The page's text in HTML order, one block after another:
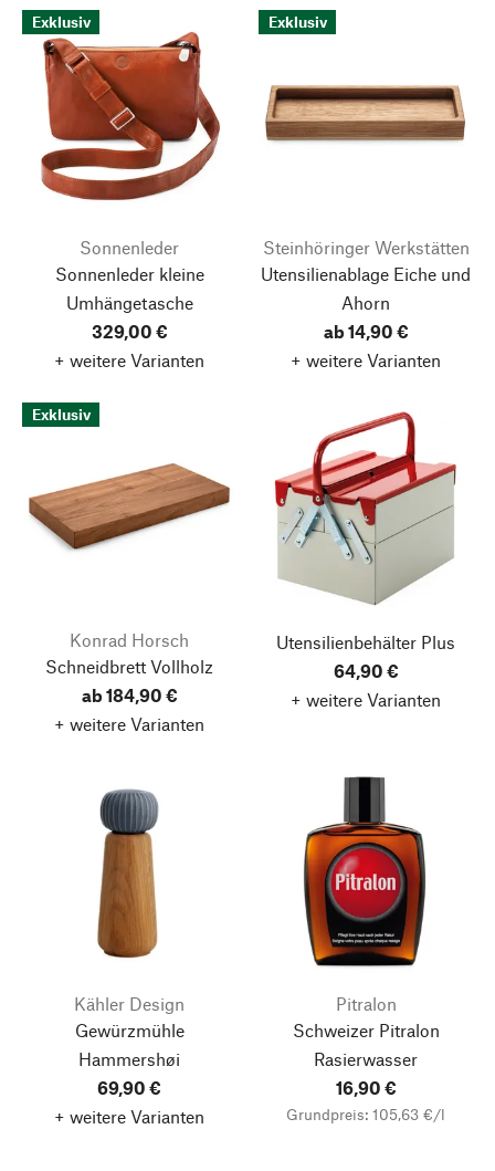
Exklusiv
Sonnenleder
Sonnenleder kleine
Umhängetasche
329,00 €
+ weitere Varianten
Exklusiv
Steinhöringer Werkstätten
Utensilienablage Eiche und
Ahorn
ab 14,90 €
+ weitere Varianten
Exklusiv
Konrad Horsch
Schneidbrett Vollholz
ab 184,90 €
+ weitere Varianten
Utensilienbehälter Plus
64,90 €
+ weitere Varianten
Kähler Design
Gewürzmühle
Hammershøi
69,90 €
+ weitere Varianten
Pitralon
Schweizer Pitralon
Rasierwasser
16,90 €
Grundpreis: 105,63 €/l